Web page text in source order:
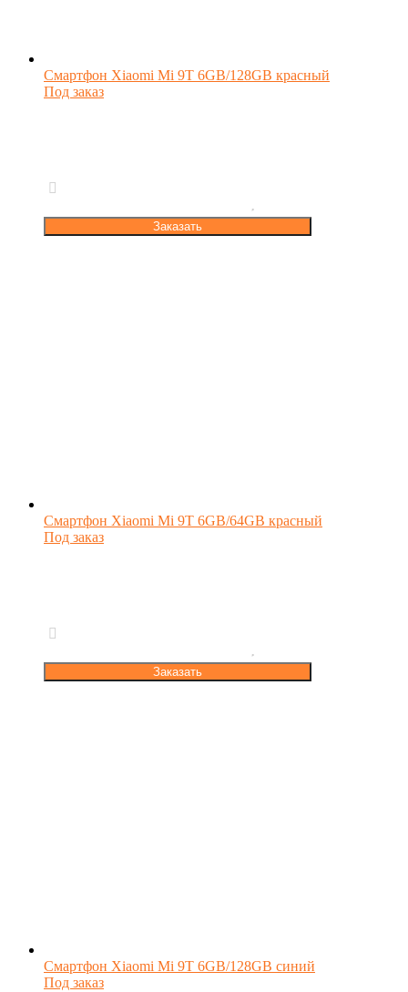
Смартфон Xiaomi Mi 9T 6GB/128GB красный
Под заказ
Заказать
Смартфон Xiaomi Mi 9T 6GB/64GB красный
Под заказ
Заказать
Смартфон Xiaomi Mi 9T 6GB/128GB синий
Под заказ